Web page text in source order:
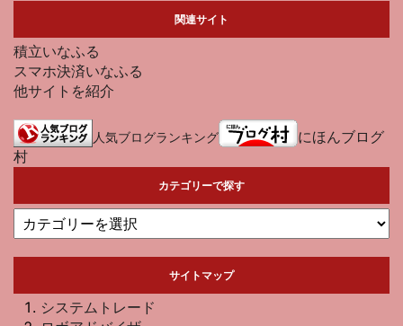
関連サイト
積立いなふる
スマホ決済いなふる
他サイトを紹介
人気ブログランキング
にほんブログ
村
カテゴリーで探す
サイトマップ
システムトレード